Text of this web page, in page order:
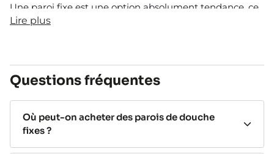
Une paroi fixe est une option absolument tendance, ce
sont des modèles fréquemment présents dans les
l'une des solutions les plus minimalistes du marché
avec un grand nombre d'adeptes.
Bien que la majorité des modèles soient composées
d'un seul verre,elles peuvent aussi inclure une porte
pivotante
évite ainsi les éclaboussures d'eau dans la salle.
Lire plus
Questions fréquentes
Où peut-on acheter des parois de douche
fixes ?